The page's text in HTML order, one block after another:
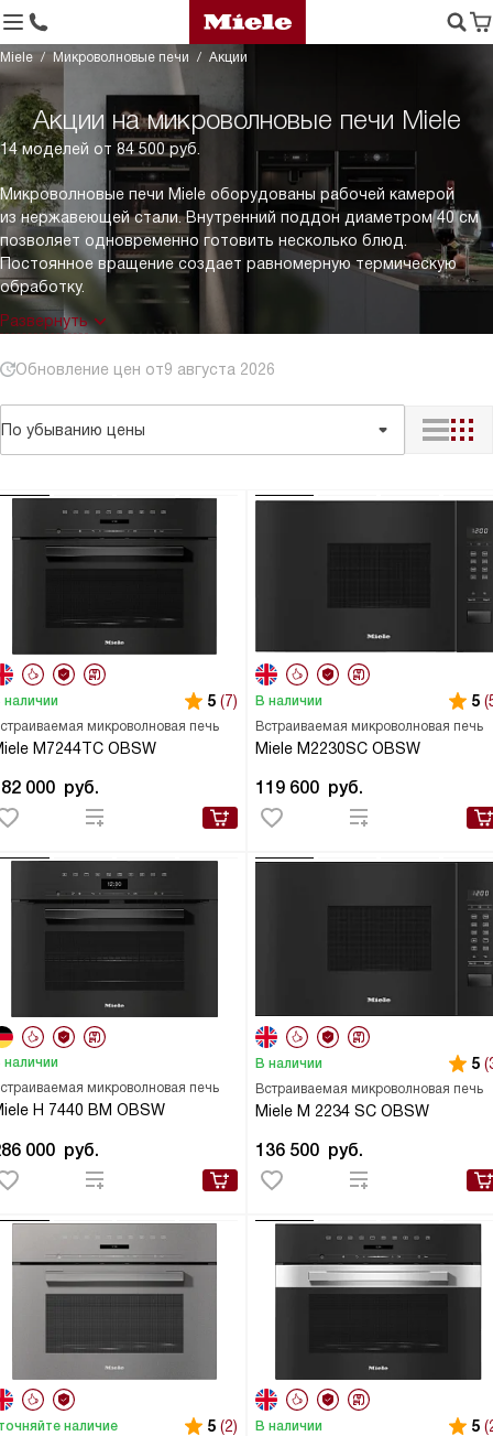
Miele Микроволновые печи Акции
Акции на микроволновые печи Miele
14 моделей от 84 500 руб.
Микроволновые печи Miele оборудованы рабочей камерой
из нержавеющей стали. Внутренний поддон диаметром 40 см
позволяет одновременно готовить несколько блюд.
Постоянное вращение создает равномерную термическую
обработку.
Развернуть
Обновление цен от9 августа 2026
По убыванию цены
микроволновая печь
M7244TC OBSW
наличии 5 (7)
000 руб.
Встраиваемая микроволновая печь
Miele M2230SC OBSW
В наличии 5
119 600 руб.
микроволновая печь
H 7440 BM OBSW
наличии
000 руб.
Встраиваемая микроволновая печь
Miele M 2234 SC OBSW
В наличии 5
136 500 руб.
наличие 5 (2) В наличии 5